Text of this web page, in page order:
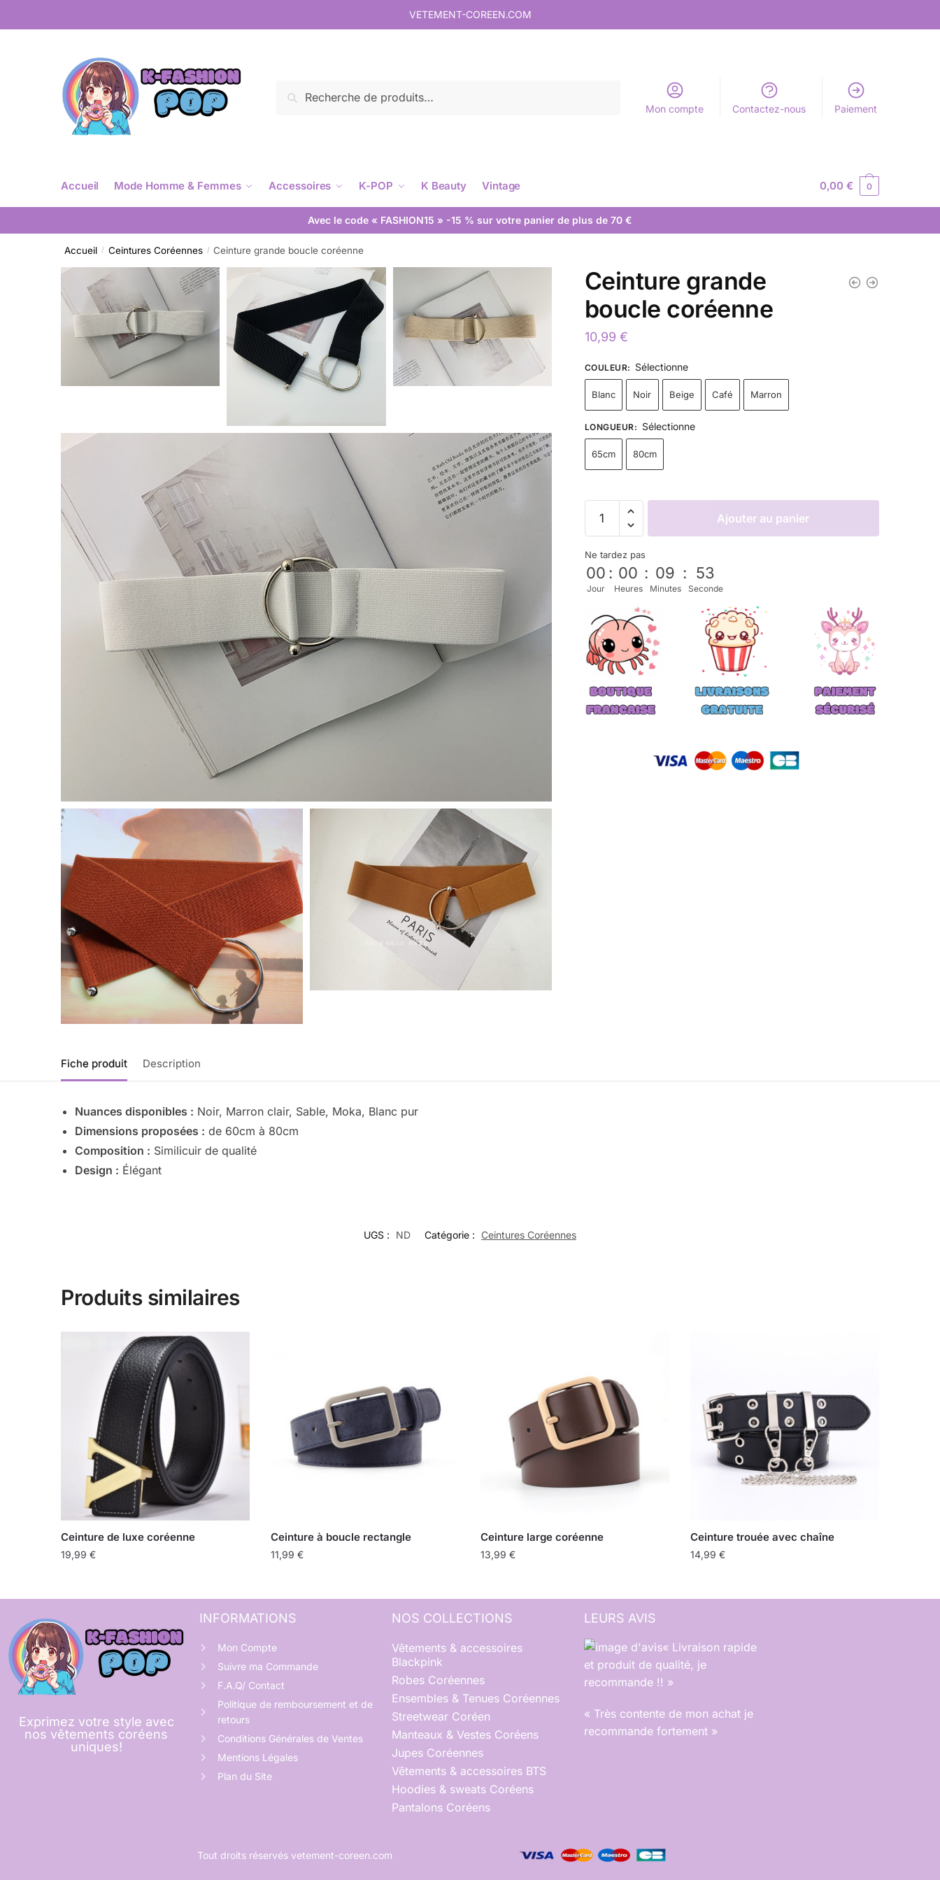
VETEMENT-COREEN.COM
Recherche
Mon compte Contactez-nous Paiement
Accueil Mode Homme & Femmes Accessoires K-POP K Beauty Vintage 0,00€ 0
Avec le code « FASHION15 » -15 % sur votre panier de plus de 70 €
Accueil / Ceintures Coréennes / Ceinture grande boucle coréenne
Ceinture grande
boucle coréenne
10,99 €
COULEUR: Sélectionne
Blanc Noir Beige Café Marron
LONGUEUR: Sélectionne
65cm 80cm
Ajouter au panier
Ne tardez pas
00
Jour
: 00
Heures
: 09
Minutes
: 52
Seconde
Fiche produit Description
Nuances disponibles : Noir, Marron clair, Sable, Moka, Blanc pur
Dimensions proposées : de 60cm à 80cm
Composition : Similicuir de qualité
Design : Élégant
UGS : ND Catégorie : Ceintures Coréennes
Produits similaires
Ceinture de luxe coréenne
19,99€
Ceinture à boucle rectangle
11,99 €
Ceinture large coréenne
13,99 €
Ceinture trouée avec chaîne
14,99 €
Exprimez votre style avec
nos vêtements coréens
uniques!
INFORMATIONS
Mon Compte
Suivre ma Commande
F.A.Q/ Contact
Politique de remboursement et de
retours
Conditions Générales de Ventes
Mentions Légales
Plan du Site
NOS COLLECTIONS
Vêtements & accessoires
Blackpink
Robes Coréennes
Ensembles & Tenues Coréennes
Streetwear Coréen
Manteaux & Vestes Coréens
Jupes Coréennes
Vêtements & accessoires BTS
Hoodies & sweats Coréens
Pantalons Coréens
LEURS AVIS
« Livraison rapide
et produit de qualité, je
recommande !! »
« Très contente de mon achat je
recommande fortement »
Tout droits réservés vetement-coreen.com